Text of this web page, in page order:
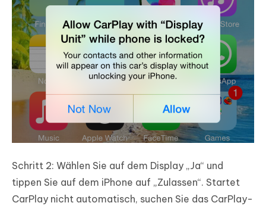
Schritt 2: Wählen Sie auf dem Display „Ja“ und
tippen Sie auf dem iPhone auf „Zulassen“. Startet
CarPlay nicht automatisch, suchen Sie das CarPlay-